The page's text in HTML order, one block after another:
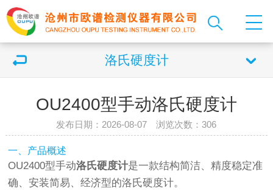
洛氏硬度计
OU2400型手动洛氏硬度计
发布日期：2026-08-07 浏览次数：306
一、产品概述
OU2400型手动洛氏硬度计是一款结构简洁、精度稳定准
确、安装简易、经济型的洛氏硬度计。